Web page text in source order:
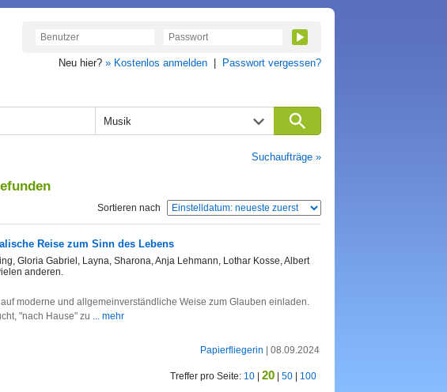
Neu hier? » Kostenlos anmelden Passwort vergessen?
Musik
Suchaufträge »
Sortieren nach
Reise zum Sinn des Lebens
Gloria Gabriel, Layna, Sharona, Anja Lehmann, Lothar Kosse, Albert
anderen.
moderne und allgemeinverständliche Weise zum Glauben einladen.
"nach Hause" zu ... mehr
Papierfliegerin | 08.09.2024
Treffer pro Seite: 10 20 50 100